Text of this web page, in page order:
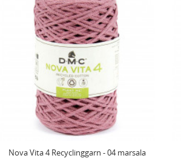
Nova Vita 4 Recyclinggarn - 04 marsala